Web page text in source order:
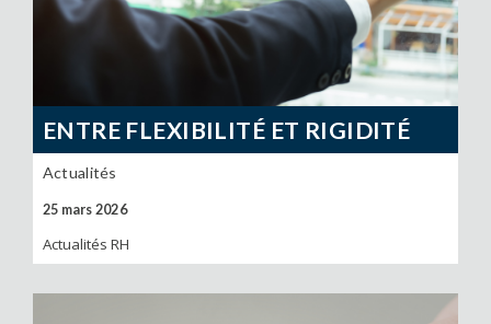
ENTRE FLEXIBILITÉ ET RIGIDITÉ
Actualités
25 mars 2026
Actualités RH